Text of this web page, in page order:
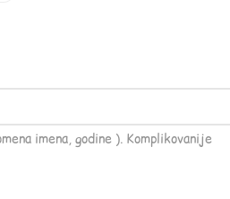
imena, godine ). Komplikovanije